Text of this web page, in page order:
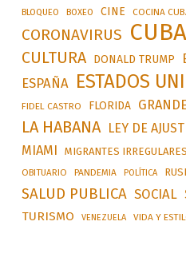
BLOQUEO BOXEO CINE COCINA
CORONAVIRUS CUBA
CULTURA DONALD TRUMP
ESPAÑA ESTADOS
FIDEL CASTRO FLORIDA
LA HABANA LEY DE
MIAMI MIGRANTES IRREGULARES
OBITUARIO PANDEMIA POLÍTICA
SALUD PUBLICA SOCIAL
TURISMO VENEZUELA VIDA Y